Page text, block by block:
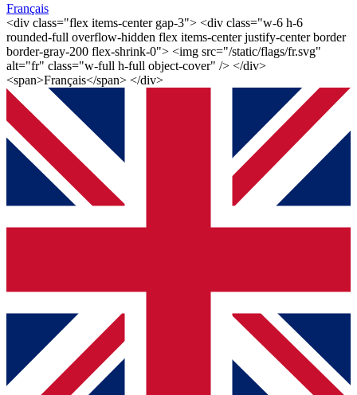
Français
<div class="flex items-center gap-3"> <div class="w-6 h-6
rounded-full overflow-hidden flex items-center justify-center border
border-gray-200 flex-shrink-0"> <img src="/static/flags/fr.svg"
alt="fr" class="w-full h-full object-cover" /> </div>
<span>Français</span> </div>